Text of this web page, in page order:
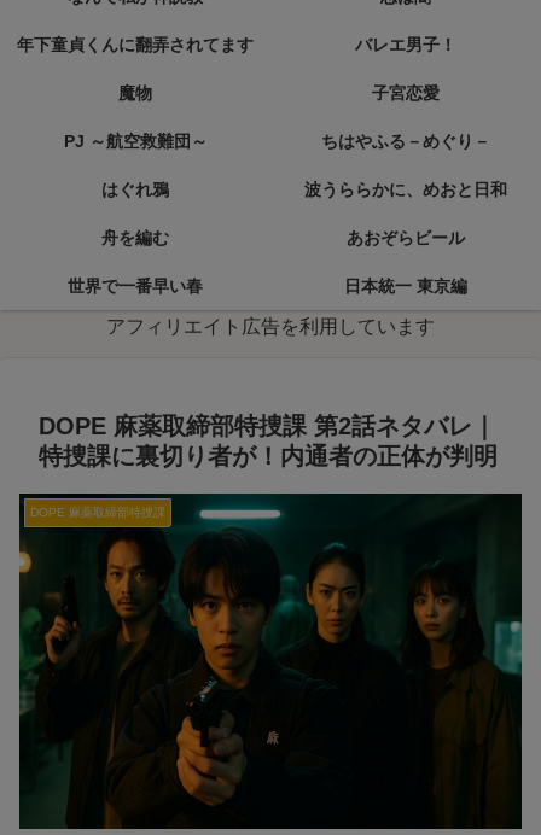
年下童貞くんに翻弄されてます バレエ男子！
魔物 子宮恋愛
PJ ～航空救難団～ ちはやふる－めぐり－
はぐれ鴉 波うららかに、めおと日和
舟を編む あおぞらビール
世界で一番早い春 日本統一 東京編
アフィリエイト広告を利用しています
DOPE 麻薬取締部特捜課 第2話ネタバレ｜
特捜課に裏切り者が！内通者の正体が判明
DOPE 麻薬取締部特捜課